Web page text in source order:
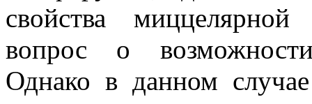
свойства
вопрос о
Однако в данном